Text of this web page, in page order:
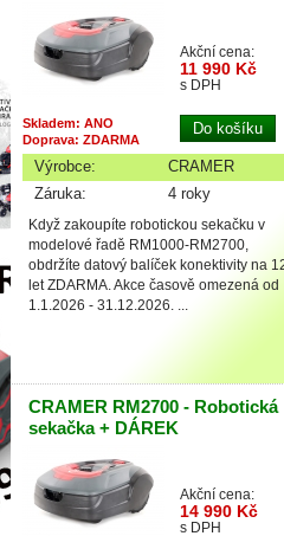
Akční cena:
11 990 Kč
s DPH
Skladem: ANO
Doprava: ZDARMA
Výrobce:
CRAMER
Záruka:
4 roky
Když zakoupíte robotickou sekačku v
modelové řadě RM1000-RM2700,
obdržíte datový balíček konektivity na
let ZDARMA. Akce časově omezená od
1.1.2026 - 31.12.2026. ...
CRAMER RM2700 - Robotická
sekačka + DÁREK
Akční cena:
14 990 Kč
s DPH